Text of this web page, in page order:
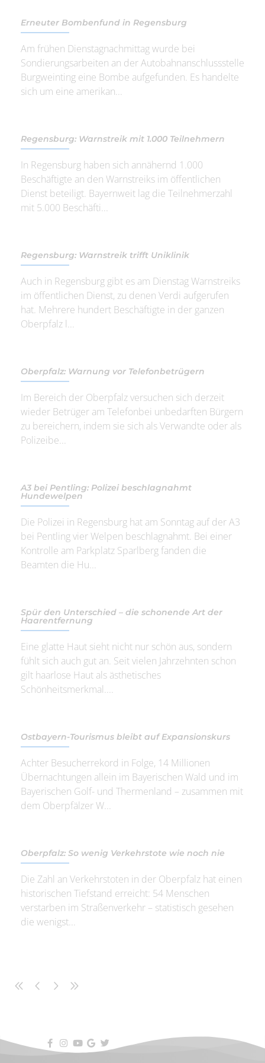
Erneuter Bombenfund in Regensburg
Am frühen Dienstagnachmittag wurde bei
Sondierungsarbeiten an der Autobahnanschlussstelle
Burgweinting eine Bombe aufgefunden. Es handelte
sich um eine amerikan...
Regensburg: Warnstreik mit 1.000 Teilnehmern
In Regensburg haben sich annähernd 1.000
Beschäftigte an den Warnstreiks im öffentlichen
Dienst beteiligt. Bayernweit lag die Teilnehmerzahl
mit 5.000 Beschäfti...
Regensburg: Warnstreik trifft Uniklinik
Auch in Regensburg gibt es am Dienstag Warnstreiks
im öffentlichen Dienst, zu denen Verdi aufgerufen
hat. Mehrere hundert Beschäftigte in der ganzen
Oberpfalz l...
Oberpfalz: Warnung vor Telefonbetrügern
Im Bereich der Oberpfalz versuchen sich derzeit
wieder Betrüger am Telefonbei unbedarften Bürgern
zu bereichern, indem sie sich als Verwandte oder als
Polizeibe...
A3 bei Pentling: Polizei beschlagnahmt
Hundewelpen
Die Polizei in Regensburg hat am Sonntag auf der A3
bei Pentling vier Welpen beschlagnahmt. Bei einer
Kontrolle am Parkplatz Sparlberg fanden die
Beamten die Hu...
Spür den Unterschied – die schonende Art der
Haarentfernung
Eine glatte Haut sieht nicht nur schön aus, sondern
fühlt sich auch gut an. Seit vielen Jahrzehnten schon
gilt haarlose Haut als ästhetisches
Schönheitsmerkmal....
Ostbayern-Tourismus bleibt auf Expansionskurs
Achter Besucherrekord in Folge, 14 Millionen
Übernachtungen allein im Bayerischen Wald und im
Bayerischen Golf- und Thermenland – zusammen mit
dem Oberpfälzer W...
Oberpfalz: So wenig Verkehrstote wie noch nie
Die Zahl an Verkehrstoten in der Oberpfalz hat einen
historischen Tiefstand erreicht: 54 Menschen
verstarben im Straßenverkehr – statistisch gesehen
die wenigst...